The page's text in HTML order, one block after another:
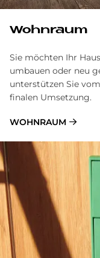
Wohnraum
Sie möchten Ihr
umbauen oder neu
unterstützen Sie
finalen Umsetzung.
WOHNRAUM